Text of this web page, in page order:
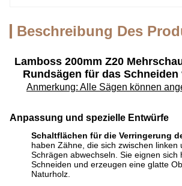
Beschreibung Des
Lamboss 200mm Z20
Rundsägen für das Schneiden
Anmerkung: Alle Sägen können
Anpassung und spezielle Entwürfe
Schaltflächen für die Verringerung
haben Zähne, die sich zwischen linken
Schrägen abwechseln. Sie eignen sich
Schneiden und erzeugen eine glatte
Naturholz.